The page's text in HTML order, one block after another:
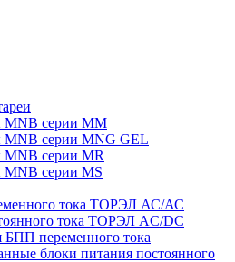
MNB серии MM
MNB серии MNG GEL
MNB серии MR
MNB серии MS
тока ТОРЭЛ АС/АС
тока ТОРЭЛ AC/DC
БПП переменного тока
блоки питания постоянного